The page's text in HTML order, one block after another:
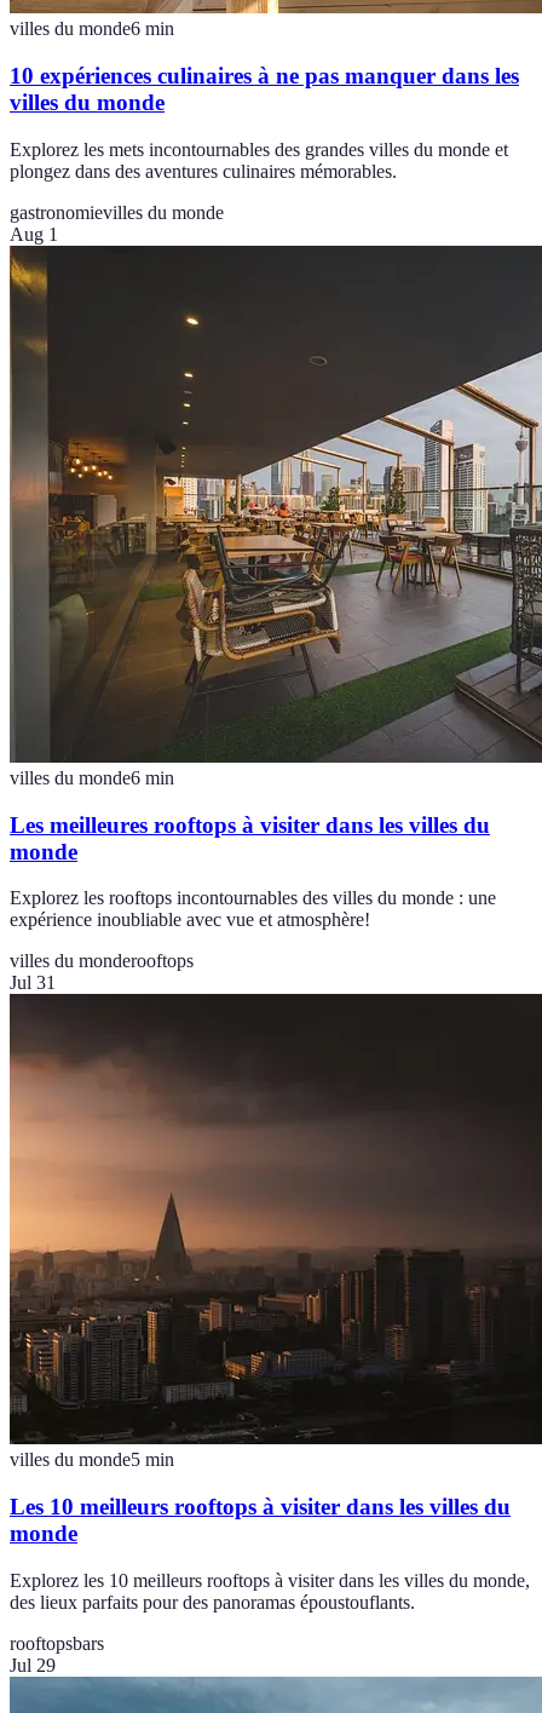
villes du monde6 min
10 expériences culinaires à ne pas manquer dans les
villes du monde
Explorez les mets incontournables des grandes villes du monde et
plongez dans des aventures culinaires mémorables.
gastronomievilles du monde
Aug 1
villes du monde6 min
Les meilleures rooftops à visiter dans les villes du
monde
Explorez les rooftops incontournables des villes du monde : une
expérience inoubliable avec vue et atmosphère!
villes du monderooftops
Jul 31
villes du monde5 min
Les 10 meilleurs rooftops à visiter dans les villes du
monde
Explorez les 10 meilleurs rooftops à visiter dans les villes du monde,
des lieux parfaits pour des panoramas époustouflants.
rooftopsbars
Jul 29